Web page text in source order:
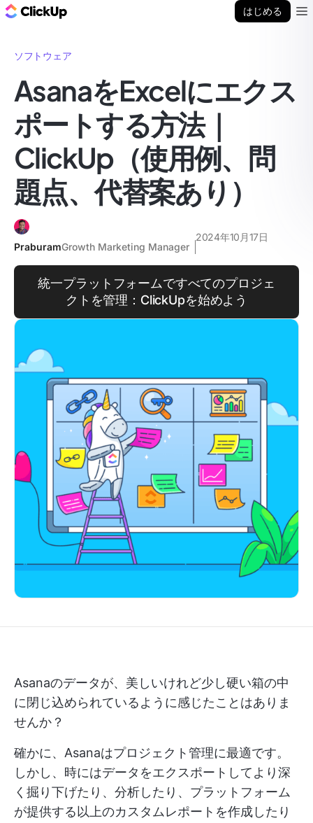
はじめる
ソフトウェア
AsanaをExcelにエクス
ポートする方法｜
ClickUp（使用例、問
題点、代替案あり）
PraburamGrowth Marketing Manager
2024年10月17日
統一プラットフォームですべてのプロジェ
クトを管理：ClickUpを始めよう
Asanaのデータが、美しいけれど少し硬い箱の中
に閉じ込められているように感じたことはありま
せんか？
確かに、Asanaはプロジェクト管理に最適です。
しかし、時にはデータをエクスポートしてより深
く掘り下げたり、分析したり、プラットフォーム
が提供する以上のカスタムレポートを作成したり